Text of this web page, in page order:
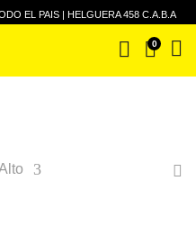
EL PAIS | HELGUERA 458 C.A.B.A
0